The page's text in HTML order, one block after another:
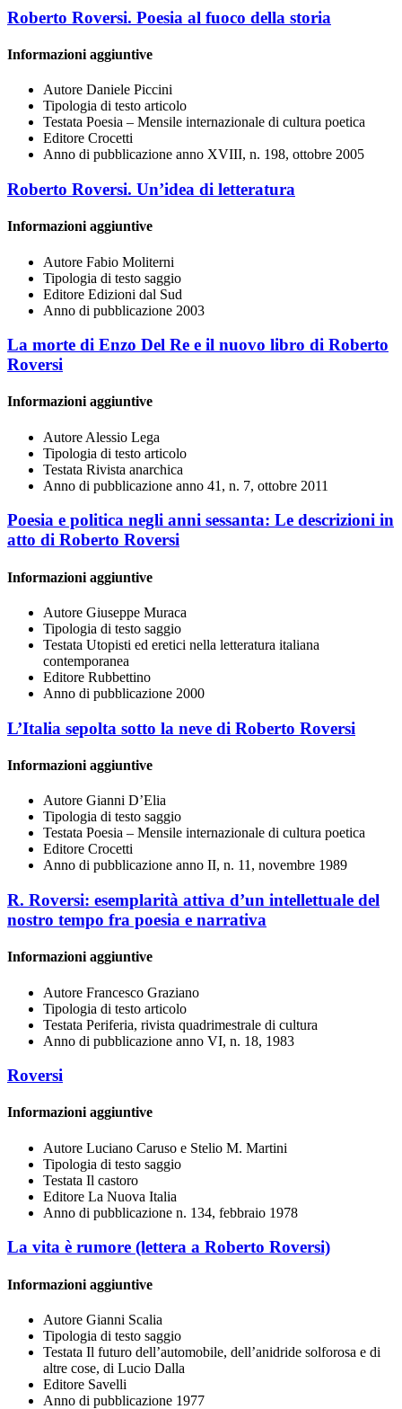
Roberto Roversi. Poesia al fuoco della storia
Informazioni aggiuntive
Autore Daniele Piccini
Tipologia di testo articolo
Testata Poesia – Mensile internazionale di cultura poetica
Editore Crocetti
Anno di pubblicazione anno XVIII, n. 198, ottobre 2005
Roberto Roversi. Un’idea di letteratura
Informazioni aggiuntive
Autore Fabio Moliterni
Tipologia di testo saggio
Editore Edizioni dal Sud
Anno di pubblicazione 2003
La morte di Enzo Del Re e il nuovo libro di Roberto
Roversi
Informazioni aggiuntive
Autore Alessio Lega
Tipologia di testo articolo
Testata Rivista anarchica
Anno di pubblicazione anno 41, n. 7, ottobre 2011
Poesia e politica negli anni sessanta: Le descrizioni in
atto di Roberto Roversi
Informazioni aggiuntive
Autore Giuseppe Muraca
Tipologia di testo saggio
Testata Utopisti ed eretici nella letteratura italiana
contemporanea
Editore Rubbettino
Anno di pubblicazione 2000
L’Italia sepolta sotto la neve di Roberto Roversi
Informazioni aggiuntive
Autore Gianni D’Elia
Tipologia di testo saggio
Testata Poesia – Mensile internazionale di cultura poetica
Editore Crocetti
Anno di pubblicazione anno II, n. 11, novembre 1989
R. Roversi: esemplarità attiva d’un intellettuale del
nostro tempo fra poesia e narrativa
Informazioni aggiuntive
Autore Francesco Graziano
Tipologia di testo articolo
Testata Periferia, rivista quadrimestrale di cultura
Anno di pubblicazione anno VI, n. 18, 1983
Roversi
Informazioni aggiuntive
Autore Luciano Caruso e Stelio M. Martini
Tipologia di testo saggio
Testata Il castoro
Editore La Nuova Italia
Anno di pubblicazione n. 134, febbraio 1978
La vita è rumore (lettera a Roberto Roversi)
Informazioni aggiuntive
Autore Gianni Scalia
Tipologia di testo saggio
Testata Il futuro dell’automobile, dell’anidride solforosa e di
altre cose, di Lucio Dalla
Editore Savelli
Anno di pubblicazione 1977